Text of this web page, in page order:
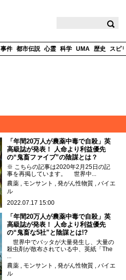
事件 都市伝説 心霊 科学 UMA 歴史 スピ
「年間20万人が農薬中毒で自殺」英
高級誌が発表！ 人命より利益優先
の“鬼畜ファイブ”の陰謀とは？
※ こちらの記事は2020年2月25日の記
事を再掲しています。 世界中...
農薬
モンサント 発がん性物質
バイエ
ル
2022.07.17 15:00
「年間20万人が農薬中毒で自殺」英
高級誌が発表！ 人命より利益優先
の“鬼畜な5社”と陰謀とは!?
世界中でバッタが大量発生し、大量の
殺虫剤が散布されている中、英紙「The
...
農薬
モンサント 発がん性物質
バイエ
ル